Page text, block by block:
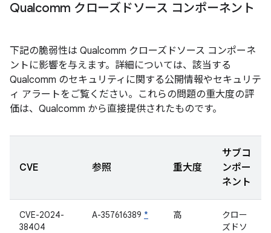
Qualcomm クローズドソース コンポーネント
下記の脆弱性は Qualcomm クローズドソース コンポーネ
ントに影響を与えます。詳細については、該当する
Qualcomm のセキュリティに関する公開情報やセキュリテ
ィ アラートをご覧ください。これらの問題の重大度の評
価は、Qualcomm から直接提供されたものです。
CVE 参照 重大度
サブコ
ンポー
ネント
CVE-2024-
38404
A-357616389 * 高
クロー
ズドソ